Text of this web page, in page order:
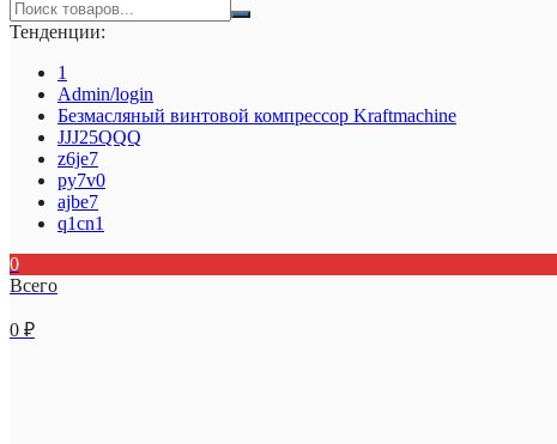
Тенденции:
1
Admin/login
Безмасляный винтовой компрессор Kraftmaсhine
JJJ25QQQ
z6je7
py7v0
ajbe7
q1cn1
0
Всего
0 ₽